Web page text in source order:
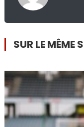
SUR LE MÊME